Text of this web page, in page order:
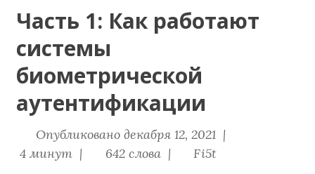
Часть 1: Как работают
системы
биометрической
аутентификации
Опубликовано декабря 12, 2021 |
4 минут |
642 слова | Fi5t